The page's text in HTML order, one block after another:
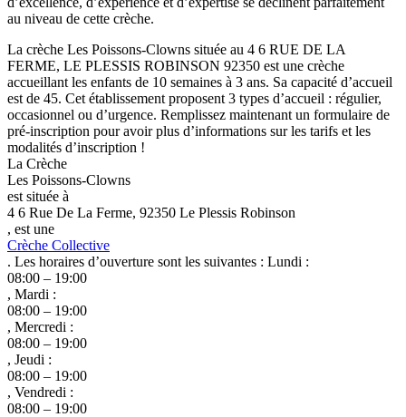
au niveau de cette crèche.
La crèche Les Poissons-Clowns située au 4 6 RUE DE LA
FERME, LE PLESSIS ROBINSON 92350 est une crèche
accueillant les enfants de 10 semaines à 3 ans. Sa capacité d’accueil
est de 45. Cet établissement proposent 3 types d’accueil : régulier,
occasionnel ou d’urgence. Remplissez maintenant un formulaire de
pré-inscription pour avoir plus d’informations sur les tarifs et les
modalités d’inscription !
La Crèche
Les Poissons-Clowns
est située à
4 6 Rue De La Ferme, 92350 Le Plessis Robinson
, est une
Crèche Collective
. Les horaires d’ouverture sont les suivantes : Lundi :
08:00 – 19:00
, Mardi :
08:00 – 19:00
, Mercredi :
08:00 – 19:00
, Jeudi :
08:00 – 19:00
, Vendredi :
08:00 – 19:00